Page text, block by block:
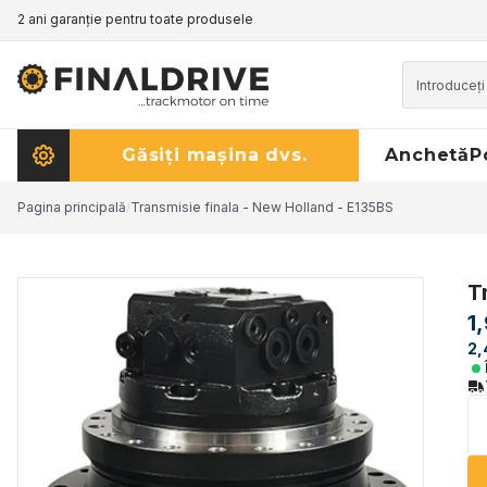
2 ani garanție pentru toate produsele
Găsiți mașina dvs. Anchetă
Pagina principală/Transmisie finala - New Holland - E135BS